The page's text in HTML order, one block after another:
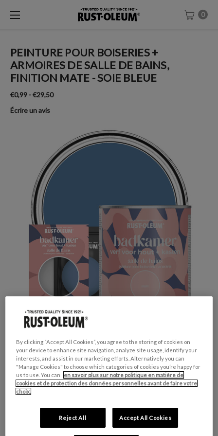
0
PEINTURE POUR BOISERIES +
ARMOIRES DE SALLE DE BAINS,
FINITION MATE - SOIE BLEUE
€0,99 - €29,50
Écrire un avis
Productveiligheid
Attention
H317 - Peut provoquer une allergie cutanée.
H412 - Nocif pour les organismes aquatiques,
By clicking “Accept All Cookies”, you agree to the storing of cookies on
your device to enhance site navigation, analyze site usage, identify your
interests, and assist in our marketing efforts. Alternatively you can
"Manage Cookies" to choose which categories of cookies you’re happy for
us to use. You can
en savoir plus sur notre politique en matière de
cookies et de protection des données personnelles avant de faire votre
choix.
Reject All Accept All Cookies